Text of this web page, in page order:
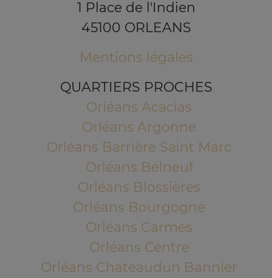
1 Place de l'Indien
45100 ORLEANS
Mentions légales
QUARTIERS PROCHES
Orléans Acacias
Orléans Argonne
Orléans Barrière Saint Marc
Orléans Belneuf
Orléans Blossières
Orléans Bourgogne
Orléans Carmes
Orléans Centre
Orléans Chateaudun Bannier